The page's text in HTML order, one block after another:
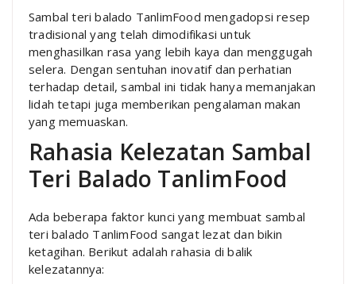
Sambal teri balado TanlimFood mengadopsi resep
tradisional yang telah dimodifikasi untuk
menghasilkan rasa yang lebih kaya dan menggugah
selera. Dengan sentuhan inovatif dan perhatian
terhadap detail, sambal ini tidak hanya memanjakan
lidah tetapi juga memberikan pengalaman makan
yang memuaskan.
Rahasia Kelezatan Sambal
Teri Balado TanlimFood
Ada beberapa faktor kunci yang membuat sambal
teri balado TanlimFood sangat lezat dan bikin
ketagihan. Berikut adalah rahasia di balik
kelezatannya: